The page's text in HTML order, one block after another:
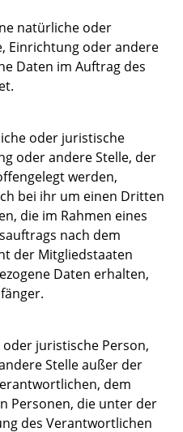
natürliche oder
Einrichtung oder andere
Daten im Auftrag des
oder juristische
oder andere Stelle, der
werden,
bei ihr um einen Dritten
die im Rahmen eines
nach dem
der Mitgliedstaaten
Daten erhalten,
juristische Person,
Stelle außer der
dem
Personen, die unter der
des Verantwortlichen